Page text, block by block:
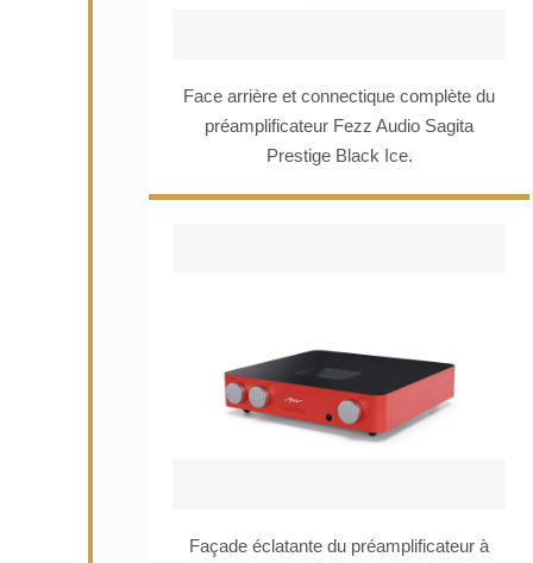
Face arrière et connectique complète du
préamplificateur Fezz Audio Sagita
Prestige Black Ice.
Façade éclatante du préamplificateur à